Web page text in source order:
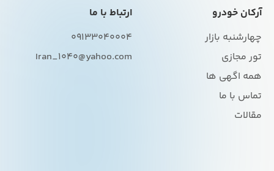
آرکان خودرو
چهارشنبه بازار
تور مجازی
همه اگهی ها
تماس با ما
مقالات
ارتباط با ما
09133040004
Iran_1040@yahoo.com